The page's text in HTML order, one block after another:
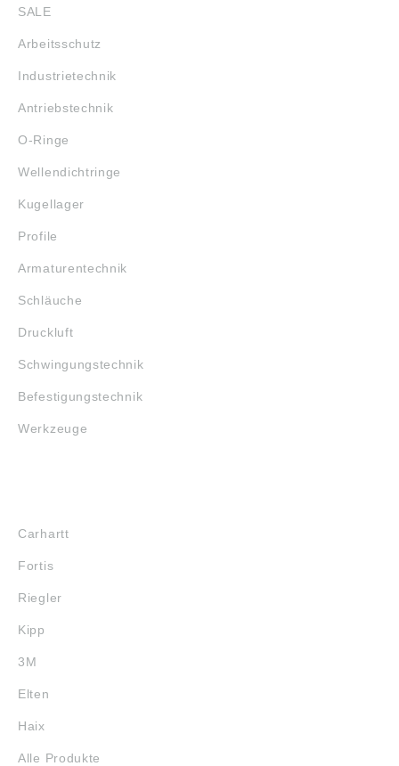
SALE
Arbeitsschutz
Industrietechnik
Antriebstechnik
O-Ringe
Wellendichtringe
Kugellager
Profile
Armaturentechnik
Schläuche
Druckluft
Schwingungstechnik
Befestigungstechnik
Werkzeuge
Carhartt
Fortis
Riegler
Kipp
3M
Elten
Haix
Alle Produkte